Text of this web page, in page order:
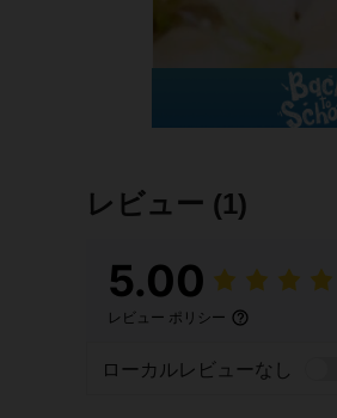
レビュー (1)
5.00
レビュー ポリシー
ローカルレビューなし